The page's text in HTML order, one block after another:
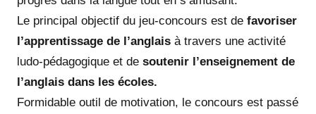
Le principal objectif du jeu-concours est de favoriser
l’apprentissage de l’anglais à travers une activité
ludo-pédagogique et de soutenir l’enseignement de
l’anglais dans les écoles.
Formidable outil de motivation, le concours est passé